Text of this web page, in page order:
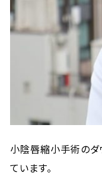
小陰唇縮小手術のダ
ています。